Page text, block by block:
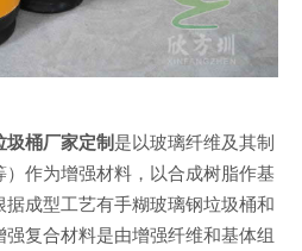
圾桶厂家定制是以玻璃纤维及其制
作为增强材料，以合成树脂作基
成型工艺有手糊玻璃钢垃圾桶和
复合材料是由增强纤维和基体组